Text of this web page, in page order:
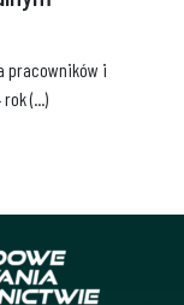
pracowników i
(...)